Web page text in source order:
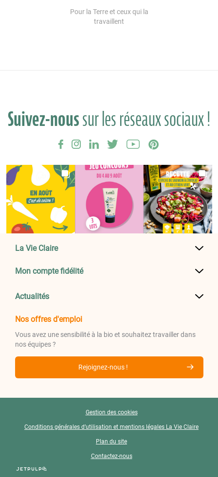
Pour la Terre et ceux qui la
travaillent
Suivez-noussur les réseaux sociaux !
La Vie Claire
Mon compte fidélité
Actualités
Nos offres d'emploi
Vous avez une sensibilité à la bio et souhaitez travailler dans
nos équipes ?
Rejoignez-nous !
Gestion des cookies
Conditions générales d’utilisation et mentions légales La Vie Claire
Plan du site
Contactez-nous